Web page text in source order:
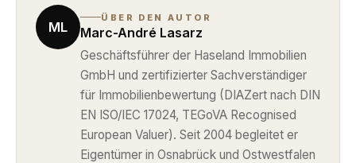
ML
ÜBER DEN AUTOR
Marc-André Lasarz
Geschäftsführer der Haseland Immobilien
GmbH und zertifizierter Sachverständiger
für Immobilienbewertung (DIAZert nach DIN
EN ISO/IEC 17024, TEGoVA Recognised
European Valuer). Seit 2004 begleitet er
Eigentümer in Osnabrück und Ostwestfalen